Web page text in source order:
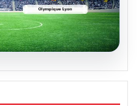
Olympique Lyon
Anları